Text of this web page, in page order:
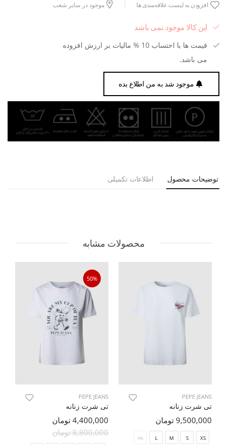
افزودن به لیست علاقه‌مندی ها موجود در سایر شعب
این کالا موجود نمی باشد
قیمت ها با احتساب 10 % مالیات بر ارزش افزوده
می باشد.
موجود شد به من اطلاع بده
توضیحات محصول اطلاعات تکمیلی
محصولات مشابه
PEPE JEANS
تی شرت زنانه
9,500,000 تومان
XS
S
M
L
XL
50%
PEPE JEANS
تی شرت زنانه
4,400,000 تومان
8,800,000 تومان